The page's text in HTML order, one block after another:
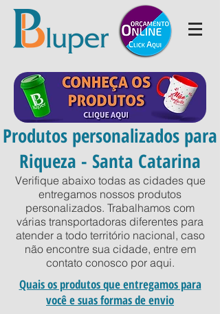
Produtos personalizados para
Riqueza - Santa Catarina
Verifique abaixo todas as cidades que
entregamos nossos produtos
personalizados. Trabalhamos com
várias transportadoras diferentes para
atender a todo território nacional, caso
não encontre sua cidade, entre em
contato conosco por aqui.
Quais os produtos que entregamos para
você e suas formas de envio